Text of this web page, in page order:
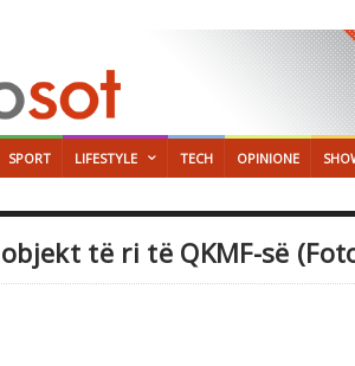
SPORT LIFESTYLE TECH OPINIONE
të ri të QKMF-së